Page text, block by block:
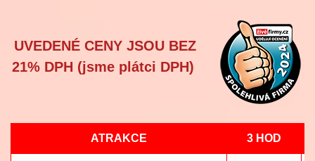
UVEDENÉ CENY JSOU BEZ
21% DPH (jsme plátci DPH)
ATRAKCE 3 HOD